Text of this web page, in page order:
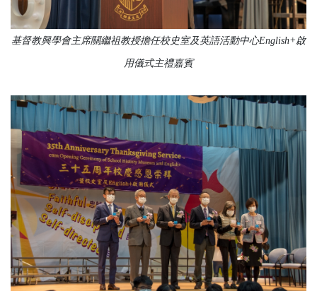
基督教興學會主席關繼祖教授擔任校史室及英語活動中心English+啟
用儀式主禮嘉賓